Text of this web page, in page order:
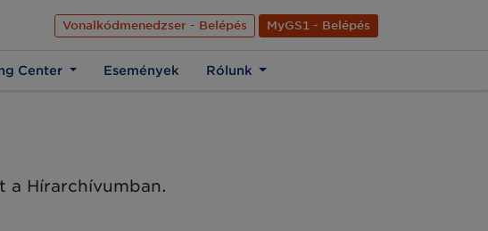
élet közös nyelve Hírek Kapcsolat Rólunk
EN
Vonalkódmenedzser - Belépés
MyGS1 - Belépés
Center Események Rólunk
a Hírarchívumban.